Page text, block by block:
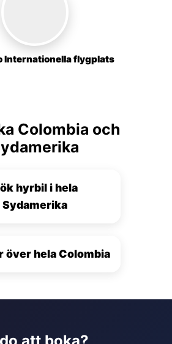
Internationella flygplats
Colombia och
hyrbil i hela
Sydamerika
över hela Colombia